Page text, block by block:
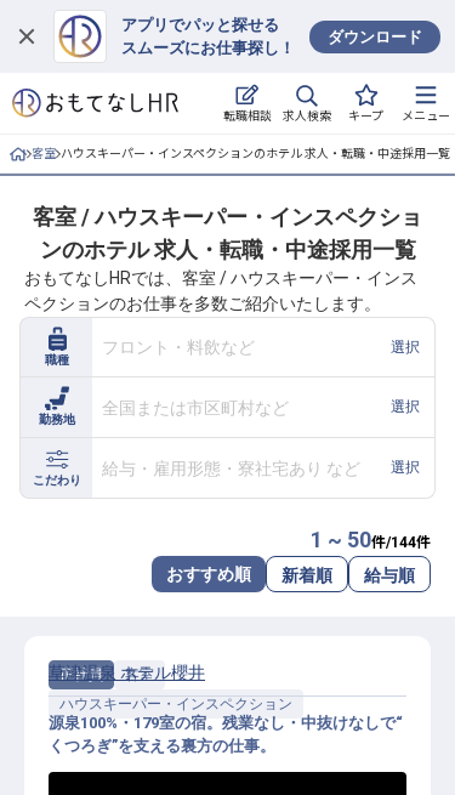
アプリでパッと探せる
スムーズにお仕事探し！
ダウンロード
転職相談 求人検索 キープ メニュー
ログイン
求人・施設を探す
就職・転職 合同説明会
おもてなしHRについて
ご利用の流れ
よくある質問
ホテル・宿泊業界情報コラム
転職サポートに申し込む
客室 ハウスキーパー・インスペクションのホテル 求人・転職・中途採用一覧
客室 / ハウスキーパー・インスペクショ
ンのホテル 求人・転職・中途採用一覧
おもてなしHRでは、客室 / ハウスキーパー・インス
ペクションのお仕事を多数ご紹介いたします。
職種
フロント・料飲など 選択
勤務地
全国または市区町村など 選択
こだわり
給与・雇用形態・寮社宅あり など 選択
1 ~ 50件/144件
おすすめ順 新着順 給与順
正社員
客室
ハウスキーパー・インスペクション
草津温泉 ホテル櫻井
源泉100%・179室の宿。残業なし・中抜けなしで“
くつろぎ”を支える裏方の仕事。